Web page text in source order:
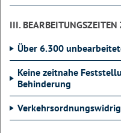
III. BEARBEITUNGSZEITEN
Über 6.300
Keine zeitnahe
Behinderung